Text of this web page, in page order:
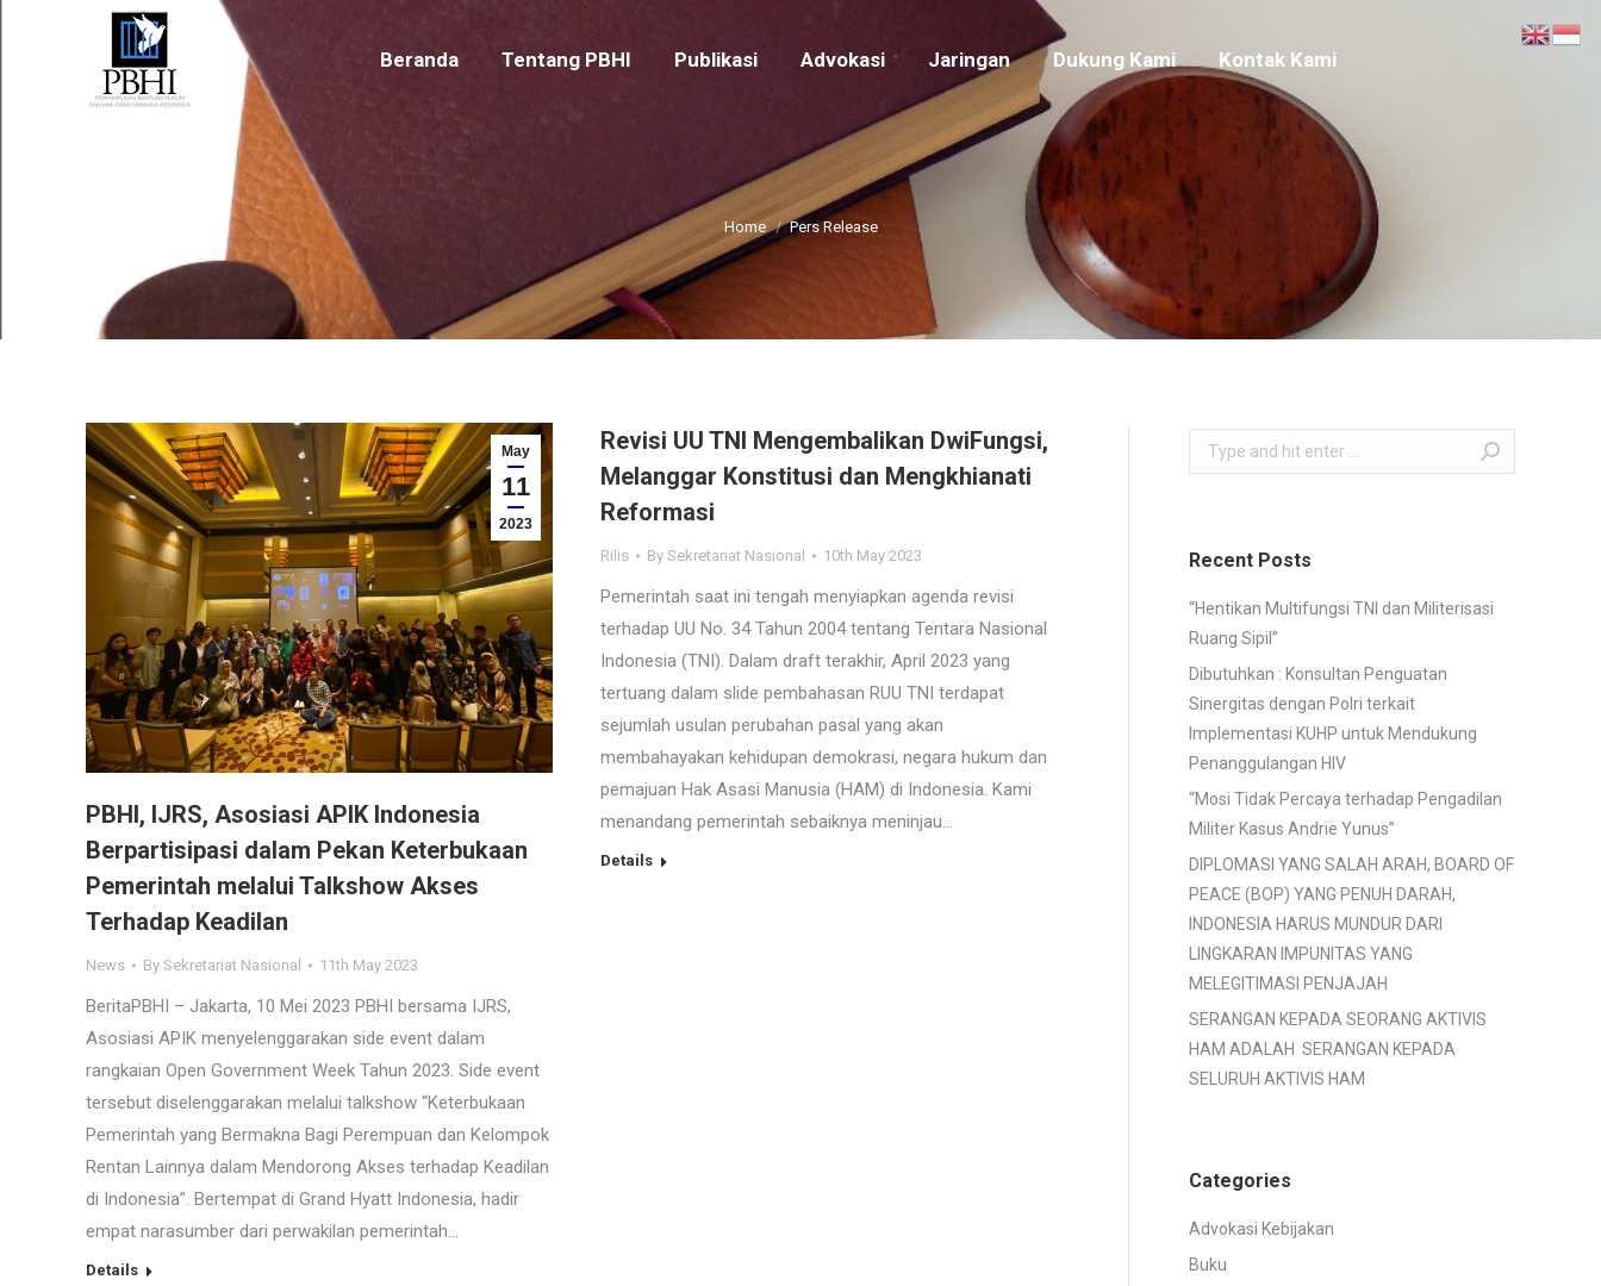
Beranda Tentang PBHI Publikasi Advokasi Jaringan Dukung Kami Kontak Kami
You are here:
Home Pers Release
May
11
2023
PBHI, IJRS, Asosiasi APIK Indonesia
Berpartisipasi dalam Pekan Keterbukaan
Pemerintah melalui Talkshow Akses
Terhadap Keadilan
News By Sekretariat Nasional 11th May 2023
BeritaPBHI – Jakarta, 10 Mei 2023 PBHI bersama IJRS,
Asosiasi APIK menyelenggarakan side event dalam
rangkaian Open Government Week Tahun 2023. Side event
tersebut diselenggarakan melalui talkshow “Keterbukaan
Pemerintah yang Bermakna Bagi Perempuan dan Kelompok
Rentan Lainnya dalam Mendorong Akses terhadap Keadilan
di Indonesia”. Bertempat di Grand Hyatt Indonesia, hadir
empat narasumber dari perwakilan pemerintah…
Details
Revisi UU TNI Mengembalikan DwiFungsi,
Melanggar Konstitusi dan Mengkhianati
Reformasi
Rilis By Sekretariat Nasional 10th May 2023
Pemerintah saat ini tengah menyiapkan agenda revisi
terhadap UU No. 34 Tahun 2004 tentang Tentara Nasional
Indonesia (TNI). Dalam draft terakhir, April 2023 yang
tertuang dalam slide pembahasan RUU TNI terdapat
sejumlah usulan perubahan pasal yang akan
membahayakan kehidupan demokrasi, negara hukum dan
pemajuan Hak Asasi Manusia (HAM) di Indonesia. Kami
menandang pemerintah sebaiknya meninjau…
Details
Search:
Recent Posts
“Hentikan Multifungsi TNI dan Militerisasi
Ruang Sipil”
Dibutuhkan : Konsultan Penguatan
Sinergitas dengan Polri terkait
Implementasi KUHP untuk Mendukung
Penanggulangan HIV
“Mosi Tidak Percaya terhadap Pengadilan
Militer Kasus Andrie Yunus”
DIPLOMASI YANG SALAH ARAH, BOARD OF
PEACE (BOP) YANG PENUH DARAH,
INDONESIA HARUS MUNDUR DARI
LINGKARAN IMPUNITAS YANG
MELEGITIMASI PENJAJAH
SERANGAN KEPADA SEORANG AKTIVIS
HAM ADALAH SERANGAN KEPADA
SELURUH AKTIVIS HAM
Categories
Advokasi Kebijakan
Buku
Beranda Tentang PBHI Publikasi Advokasi Jaringan Dukung Kami Kontak Kami